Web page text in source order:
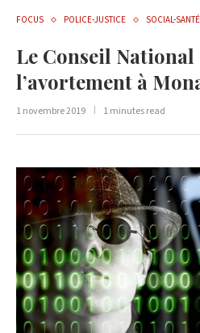
FOCUS POLICE-JUSTICE SOCIAL-SANTÉ
Le Conseil National
l’avortement à
1 novembre 2019 1 minutes read